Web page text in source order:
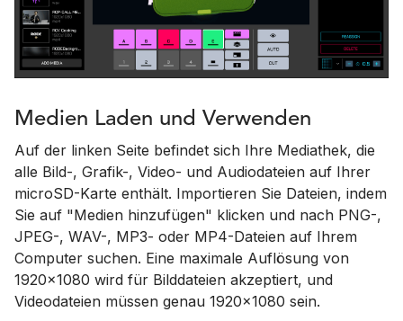
Medien Laden und Verwenden
Auf der linken Seite befindet sich Ihre Mediathek, die
alle Bild-, Grafik-, Video- und Audiodateien auf Ihrer
microSD-Karte enthält. Importieren Sie Dateien, indem
Sie auf "Medien hinzufügen" klicken und nach PNG-,
JPEG-, WAV-, MP3- oder MP4-Dateien auf Ihrem
Computer suchen. Eine maximale Auflösung von
1920x1080 wird für Bilddateien akzeptiert, und
Videodateien müssen genau 1920x1080 sein.